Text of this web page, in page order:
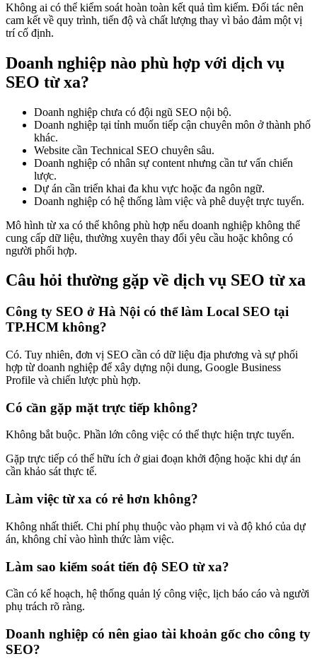
Không ai có thể kiểm soát hoàn toàn kết quả tìm kiếm. Đối tác nên
cam kết về quy trình, tiến độ và chất lượng thay vì bảo đảm một vị
trí cố định.
Doanh nghiệp nào phù hợp với dịch vụ
SEO từ xa?
Doanh nghiệp chưa có đội ngũ SEO nội bộ.
Doanh nghiệp tại tỉnh muốn tiếp cận chuyên môn ở thành phố
khác.
Website cần Technical SEO chuyên sâu.
Doanh nghiệp có nhân sự content nhưng cần tư vấn chiến
lược.
Dự án cần triển khai đa khu vực hoặc đa ngôn ngữ.
Doanh nghiệp có hệ thống làm việc và phê duyệt trực tuyến.
Mô hình từ xa có thể không phù hợp nếu doanh nghiệp không thể
cung cấp dữ liệu, thường xuyên thay đổi yêu cầu hoặc không có
người phối hợp.
Câu hỏi thường gặp về dịch vụ SEO từ xa
Công ty SEO ở Hà Nội có thể làm Local SEO tại
TP.HCM không?
Có. Tuy nhiên, đơn vị SEO cần có dữ liệu địa phương và sự phối
hợp từ doanh nghiệp để xây dựng nội dung, Google Business
Profile và chiến lược phù hợp.
Có cần gặp mặt trực tiếp không?
Không bắt buộc. Phần lớn công việc có thể thực hiện trực tuyến.
Gặp trực tiếp có thể hữu ích ở giai đoạn khởi động hoặc khi dự án
cần khảo sát thực tế.
Làm việc từ xa có rẻ hơn không?
Không nhất thiết. Chi phí phụ thuộc vào phạm vi và độ khó của dự
án, không chỉ vào hình thức làm việc.
Làm sao kiểm soát tiến độ SEO từ xa?
Cần có kế hoạch, hệ thống quản lý công việc, lịch báo cáo và người
phụ trách rõ ràng.
Doanh nghiệp có nên giao tài khoản gốc cho công ty
SEO?